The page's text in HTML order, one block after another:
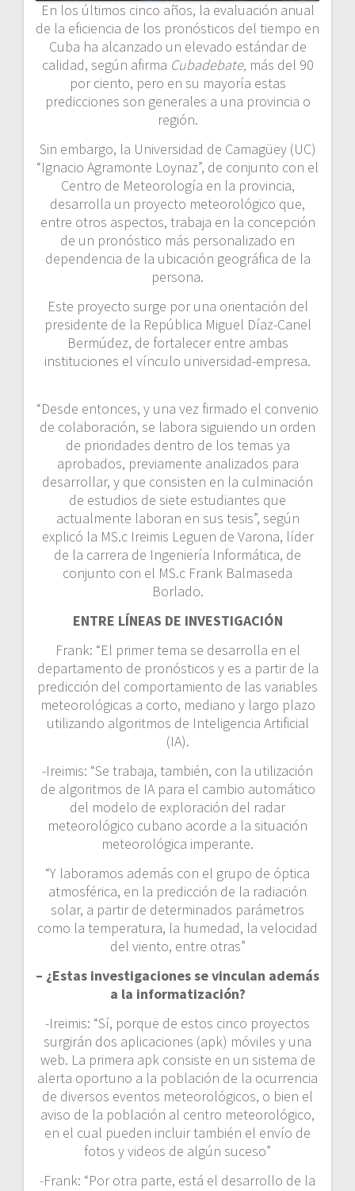
En los últimos cinco años, la evaluación anual
de la eficiencia de los pronósticos del tiempo en
Cuba ha alcanzado un elevado estándar de
calidad, según afirma Cubadebate, más del 90
por ciento, pero en su mayoría estas
predicciones son generales a una provincia o
región.
Sin embargo, la Universidad de Camagüey (UC)
“Ignacio Agramonte Loynaz”, de conjunto con el
Centro de Meteorología en la provincia,
desarrolla un proyecto meteorológico que,
entre otros aspectos, trabaja en la concepción
de un pronóstico más personalizado en
dependencia de la ubicación geográfica de la
persona.
Este proyecto surge por una orientación del
presidente de la República Miguel Díaz-Canel
Bermúdez, de fortalecer entre ambas
instituciones el vínculo universidad-empresa.
“Desde entonces, y una vez firmado el convenio
de colaboración, se labora siguiendo un orden
de prioridades dentro de los temas ya
aprobados, previamente analizados para
desarrollar, y que consisten en la culminación
de estudios de siete estudiantes que
actualmente laboran en sus tesis”, según
explicó la MS.c Ireimis Leguen de Varona, líder
de la carrera de Ingeniería Informática, de
conjunto con el MS.c Frank Balmaseda
Borlado.
ENTRE LÍNEAS DE INVESTIGACIÓN
Frank: “El primer tema se desarrolla en el
departamento de pronósticos y es a partir de la
predicción del comportamiento de las variables
meteorológicas a corto, mediano y largo plazo
utilizando algoritmos de Inteligencia Artificial
(IA).
-Ireimis: “Se trabaja, también, con la utilización
de algoritmos de IA para el cambio automático
del modelo de exploración del radar
meteorológico cubano acorde a la situación
meteorológica imperante.
“Y laboramos además con el grupo de óptica
atmosférica, en la predicción de la radiación
solar, a partir de determinados parámetros
como la temperatura, la humedad, la velocidad
del viento, entre otras”
– ¿Estas investigaciones se vinculan además
a la informatización?
-Ireimis: “Sí, porque de estos cinco proyectos
surgirán dos aplicaciones (apk) móviles y una
web. La primera apk consiste en un sistema de
alerta oportuno a la población de la ocurrencia
de diversos eventos meteorológicos, o bien el
aviso de la población al centro meteorológico,
en el cual pueden incluir también el envío de
fotos y videos de algún suceso”
-Frank: “Por otra parte, está el desarrollo de la